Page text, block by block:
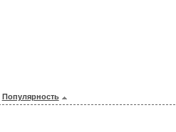
Популярность